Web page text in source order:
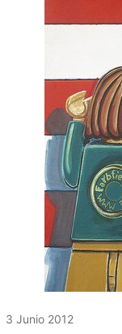
3 Junio 2012